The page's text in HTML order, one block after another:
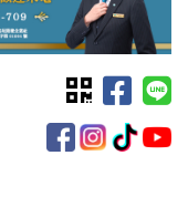
不限
不限
不限